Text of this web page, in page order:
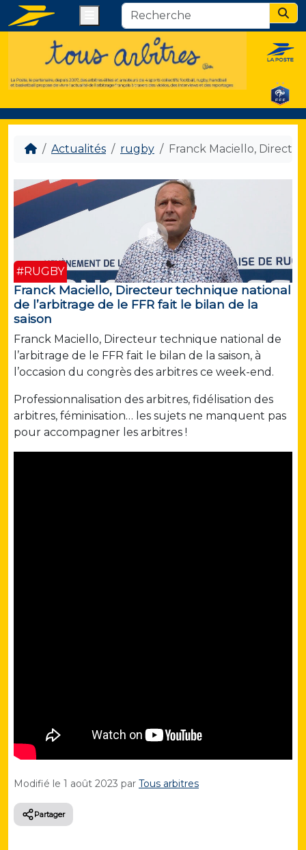
Actualités rugby Franck Maciello,
#RUGBY
Franck Maciello, Directeur technique national
de l’arbitrage de le FFR fait le bilan de la
saison
Franck Maciello, Directeur technique national de
l’arbitrage de le FFR fait le bilan de la saison, à
l’occasion du congrès des arbitres ce week-end.
Professionnalisation des arbitres, fidélisation des
arbitres, féminisation… les sujets ne manquent pas
pour accompagner les arbitres !
Modifié le 1 août 2023 par Tous arbitres
Partager